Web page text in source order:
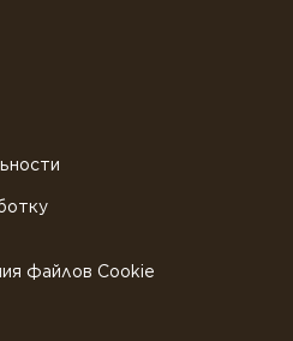
файлов Cookie